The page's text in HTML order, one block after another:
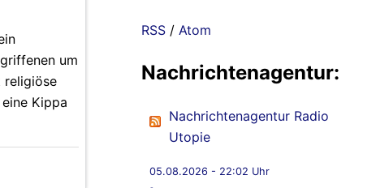
um
religiöse
Kippa
RSS / Atom
Nachrichtenagentur:
Nachrichtenagentur Radio
Utopie
05.08.2026 - 22:02 Uhr